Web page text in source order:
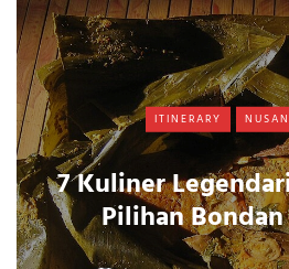
ITINERARY
7 Kuliner
Pilihan